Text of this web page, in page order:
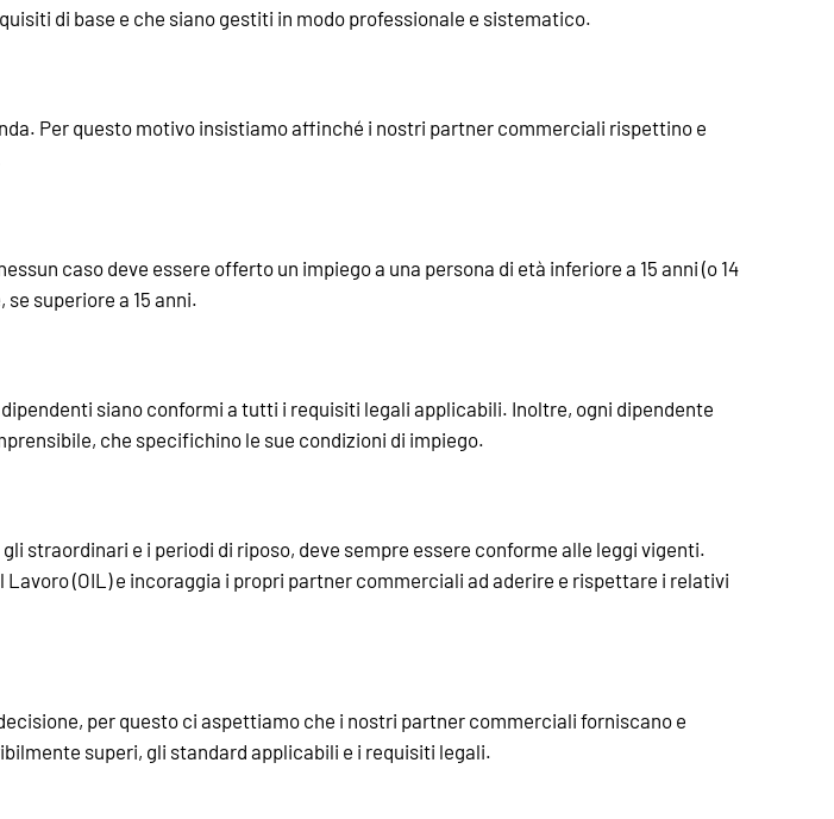
di base e che siano gestiti in modo professionale e sistematico.
Per questo motivo insistiamo affinché i nostri partner commerciali rispettino e
caso deve essere offerto un impiego a una persona di età inferiore a 15 anni (o 14
superiore a 15 anni.
siano conformi a tutti i requisiti legali applicabili. Inoltre, ogni dipendente
che specifichino le sue condizioni di impiego.
straordinari e i periodi di riposo, deve sempre essere conforme alle leggi vigenti.
(OIL) e incoraggia i propri partner commerciali ad aderire e rispettare i relativi
per questo ci aspettiamo che i nostri partner commerciali forniscano e
superi, gli standard applicabili e i requisiti legali.